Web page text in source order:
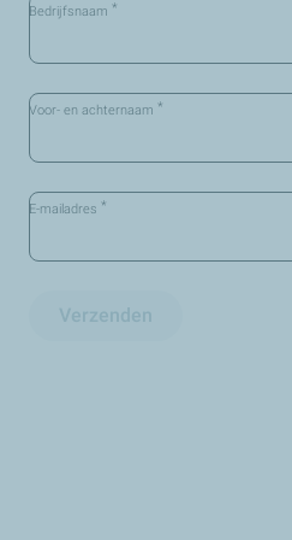
Bedrijfsnaam *
Voor- en achternaam *
E-mailadres *
Verzenden